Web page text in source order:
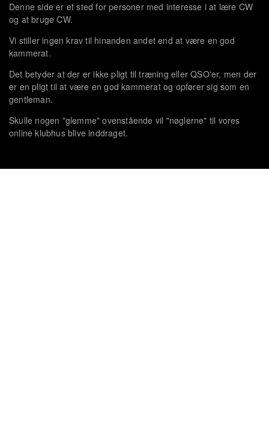
Denne side er et sted for personer med interesse i at lære CW
og at bruge CW.
Vi stiller ingen krav til hinanden andet end at være en god
kammerat.
Det betyder at der er ikke pligt til træning eller QSO'er, men der
er en pligt til at være en god kammerat og opfører sig som en
gentleman.
Skulle nogen "glemme" ovenstående vil "nøglerne" til vores
online klubhus blive inddraget.